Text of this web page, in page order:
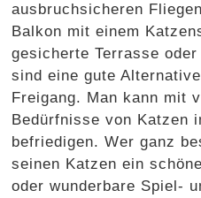
ausbruchsicheren
Balkon mit einem
gesicherte Terrasse
sind eine gute
Freigang. Man kann mit
Bedürfnisse von Katzen
befriedigen. Wer ganz
seinen Katzen ein
oder wunderbare Spiel-